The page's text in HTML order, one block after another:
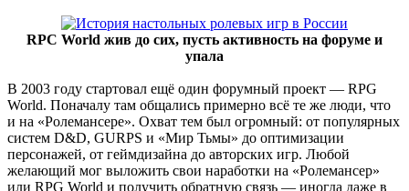
RPC World жив до сих, пусть активность на форуме и
упала
В 2003 году стартовал ещё один форумный проект — RPG
World. Поначалу там общались примерно всё те же люди, что
и на «Ролемансере». Охват тем был огромный: от популярных
систем D&D, GURPS и «Мир Тьмы» до оптимизации
персонажей, от геймдизайна до авторских игр. Любой
желающий мог выложить свои наработки на «Ролемансер»
или RPG World и получить обратную связь — иногда даже в